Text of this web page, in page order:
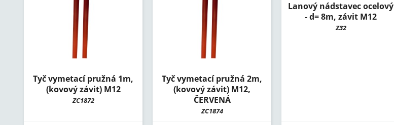
Tyč vymetací pružná 1m,
(kovový závit) M12
ZC1872
Tyč vymetací pružná 2m,
(kovový závit) M12,
ČERVENÁ
ZC1874
Lanový nádstavec ocelový
- d= 8m, závit M12
Z32